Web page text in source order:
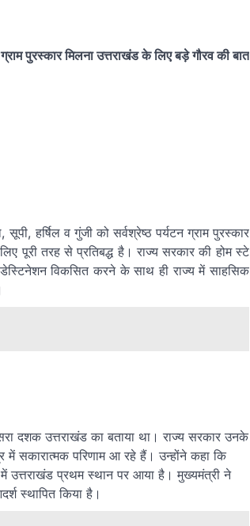
पुरस्कार मिलना उत्तराखंड के लिए बड़े गौरव की बात
हर्षिल व गुंजी को सर्वश्रेष्ठ पर्यटन ग्राम पुरस्कार
पूरी तरह से प्रतिबद्ध है। राज्य सरकार की होम स्टे
डेस्टिनेशन विकसित करने के साथ ही राज्य में साहसिक
दशक उत्तराखंड का बताया था। राज्य सरकार उनके
में सकारात्मक परिणाम आ रहे हैं। उन्होंने कहा कि
में उत्तराखंड प्रथम स्थान पर आया है। मुख्यमंत्री ने
स्थापित किया है।